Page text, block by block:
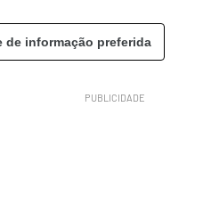
de informação preferida